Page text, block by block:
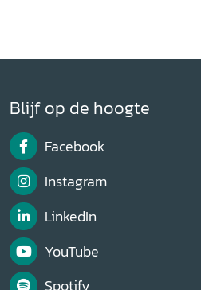
Blijf op de hoogte
Facebook
Instagram
LinkedIn
YouTube